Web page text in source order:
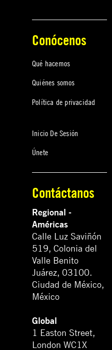
Conócenos
Qué hacemos
Quiénes somos
Política de privacidad
Inicio De Sesión
Únete
Contáctanos
Regional -
Américas
Calle Luz Saviñón
519, Colonia del
Valle Benito
Juárez, 03100.
Ciudad de México,
México
Global
1 Easton Street,
London WC1X